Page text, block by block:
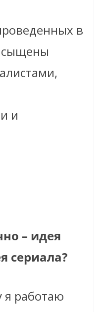
в
и
– идея
сериала?
я работаю